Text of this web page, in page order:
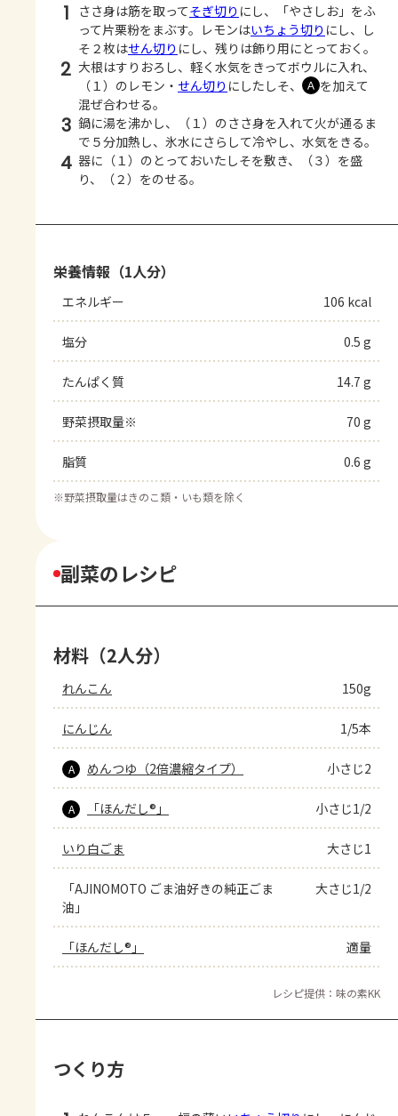
1 ささ身は筋を取ってそぎ切り にし、「やさしお」をふ
って片栗粉をまぶす。レモンはいちょう切り にし、し
そ２枚はせん切り にし、残りは飾り用にとっておく。
2 大根はすりおろし、軽く水気をきってボウルに入れ、
（１）のレモン・ せん切り にしたしそ、 Ａ を加えて
混ぜ合わせる。
3 鍋に湯を沸かし、（１）のささ身を入れて火が通るま
で５分加熱し、氷水にさらして冷やし、水気をきる。
4 器に（１）のとっておいたしそを敷き、（３）を盛
り、（２）をのせる。
栄養情報（1人分）
エネルギー 106 kcal
塩分 0.5 g
たんぱく質 14.7 g
野菜摂取量※ 70 g
脂質 0.6 g
※野菜摂取量はきのこ類・いも類を除く
副菜のレシピ
材料（2人分）
れんこん 150g
にんじん 1/5本
A めんつゆ（2倍濃縮タイプ） 小さじ2
A 「ほんだし®」 小さじ1/2
いり白ごま 大さじ1
「AJINOMOTO ごま油好きの純正ごま
油」
大さじ1/2
「ほんだし®」 適量
レシピ提供：味の素KK
つくり方